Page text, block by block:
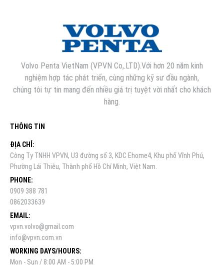
Volvo Penta VietNam (VPVN Co,.LTD).Với hơn 20 năm kinh
nghiệm hợp tác phát triển, cùng những kỹ sư đầu ngành,
chúng tôi tự tin mang đến nhiều giá trị tuyệt vời nhất cho khách
hàng.
THÔNG TIN
ĐỊA CHỈ:
Công Ty TNHH VPVN, U3 đường số 3, KDC Ehome4, Khu phố Vĩnh Phú,
Phường Lái Thiêu, Thành phố Hồ Chí Minh, Việt Nam.
PHONE:
0909 388 781
0862033639
EMAIL:
vpvn.volvo@gmail.com
info@vpvn.com.vn
WORKING DAYS/HOURS:
Mon - Sun / 8:00 AM - 5:00 PM